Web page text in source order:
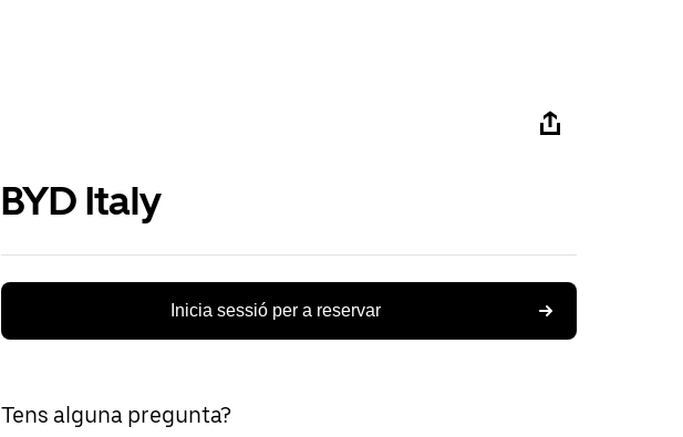
BYD Italy
Inicia sessió per a reservar
Tens alguna pregunta?